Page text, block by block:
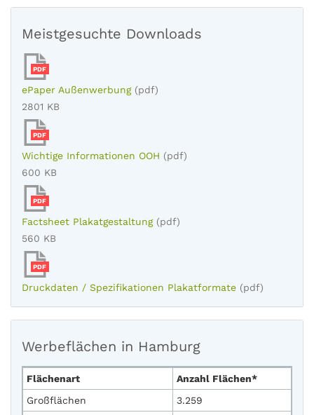
Meistgesuchte Downloads
PDF
ePaper Außenwerbung (pdf)
2801 KB
PDF
Wichtige Informationen OOH (pdf)
600 KB
PDF
Factsheet Plakatgestaltung (pdf)
560 KB
PDF
Druckdaten / Spezifikationen Plakatformate (pdf)
Werbeflächen in Hamburg
Flächenart
Anzahl Flächen*
Großflächen
3.259